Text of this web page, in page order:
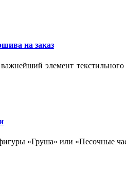
на заказ
элемент
«Груша» или «Песочные